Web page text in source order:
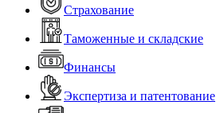
Страхование
Таможенные и складские
Финансы
Экспертиза и патентование